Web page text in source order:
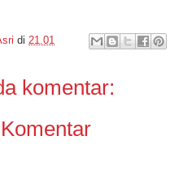
di 21.01
komentar: